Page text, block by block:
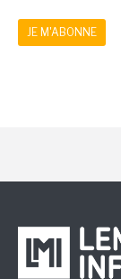
JE M'ABONNE